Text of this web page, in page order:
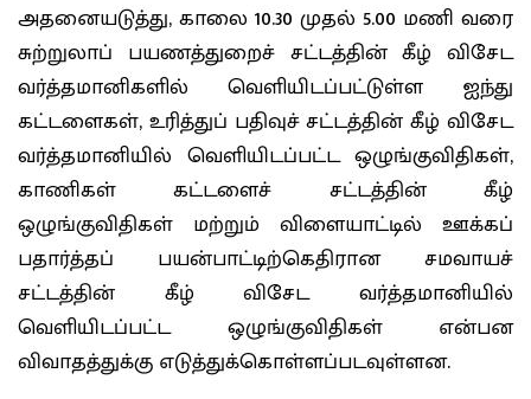
அதனையடுத்து, காலை 10.30 முதல் 5.00 மணி வரை
சுற்றுலாப் பயணத்துறைச் சட்டத்தின் கீழ் விசேட
வர்த்தமானிகளில் வெளியிடப்பட்டுள்ள ஐந்து
கட்டளைகள், உரித்துப் பதிவுச் சட்டத்தின் கீழ் விசேட
வர்த்தமானியில் வெளியிடப்பட்ட ஒழுங்குவிதிகள்,
காணிகள் கட்டளைச் சட்டத்தின் கீழ்
ஒழுங்குவிதிகள் மற்றும் விளையாட்டில் ஊக்கப்
பதார்த்தப் பயன்பாட்டிற்கெதிரான சமவாயச்
சட்டத்தின் கீழ் விசேட வர்த்தமானியில்
வெளியிடப்பட்ட ஒழுங்குவிதிகள் என்பன
விவாதத்துக்கு எடுத்துக்கொள்ளப்படவுள்ளன.